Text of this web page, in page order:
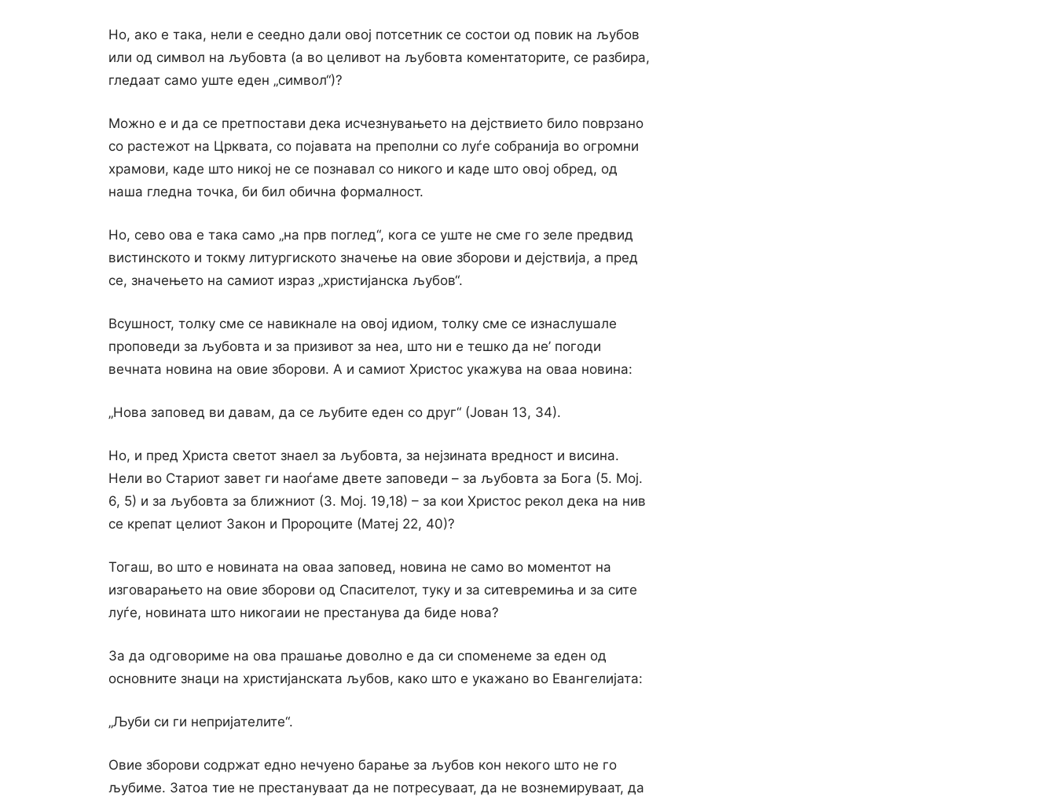
Но, ако е така, нели е сеедно дали овој потсетник се состои од повик на љубов
или од символ на љубовта (а во целивот на љубовта коментаторите, се разбира,
гледаат само уште еден „символ“)?
Можно е и да се претпостави дека исчезнувањето на дејствието било поврзано
со растежот на Црквата, со појавата на преполни со луѓе собранија во огромни
храмови, каде што никој не се познавал со никого и каде што овој обред, од
наша гледна точка, би бил обична формалност.
Но, сево ова е така само „на прв поглед“, кога се уште не сме го зеле предвид
вистинското и токму литургиското значење на овие зборови и дејствија, а пред
се, значењето на самиот израз „христијанска љубов“.
Всушност, толку сме се навикнале на овој идиом, толку сме се изнаслушале
проповеди за љубовта и за призивот за неа, што ни е тешко да не’ погоди
вечната новина на овие зборови. А и самиот Христос укажува на оваа новина:
„Нова заповед ви давам, да се љубите еден со друг“ (Јован 13, 34).
Но, и пред Христа светот знаел за љубовта, за нејзината вредност и висина.
Нели во Стариот завет ги наоѓаме двете заповеди – за љубовта за Бога (5. Мој.
6, 5) и за љубовта за ближниот (3. Мој. 19,18) – за кои Христос рекол дека на нив
се крепат целиот Закон и Пророците (Матеј 22, 40)?
Тогаш, во што е новината на оваа заповед, новина не само во моментот на
изговарањето на овие зборови од Спасителот, туку и за ситевремиња и за сите
луѓе, новината што никогаии не престанува да биде нова?
За да одговориме на ова прашање доволно е да си споменеме за еден од
основните знаци на христијанската љубов, како што е укажано во Евангелијата:
„Љуби си ги непријателите“.
Овие зборови содржат едно нечуено барање за љубов кон некого што не го
љубиме. Затоа тие не престануваат да не потресуваат, да не вознемируваат, да